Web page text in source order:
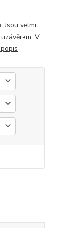
Jsou velmi
V